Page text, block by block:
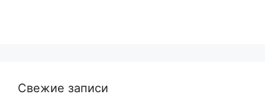
Свежие записи